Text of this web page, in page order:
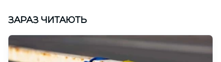
ЗАРАЗ ЧИТАЮТЬ